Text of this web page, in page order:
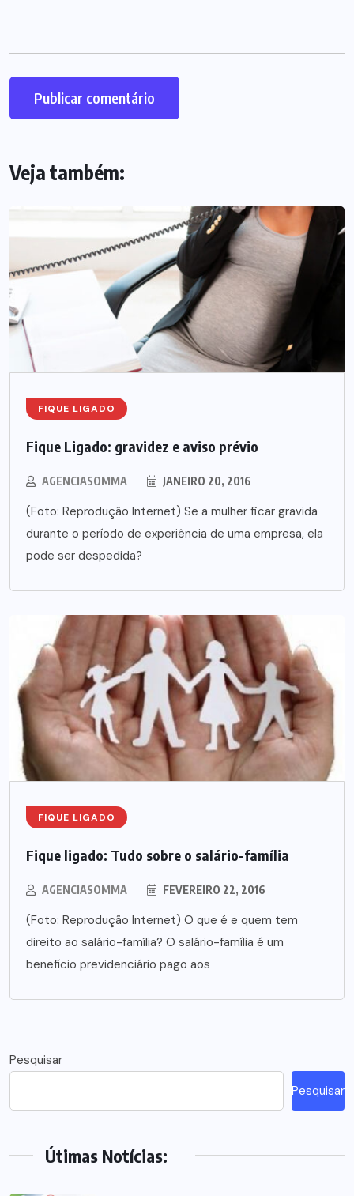
Veja também:
FIQUE LIGADO
Fique Ligado: gravidez e aviso prévio
AGENCIASOMMA JANEIRO 20, 2016
(Foto: Reprodução Internet) Se a mulher ficar gravida
durante o período de experiência de uma empresa, ela
pode ser despedida?
FIQUE LIGADO
Fique ligado: Tudo sobre o salário-família
AGENCIASOMMA FEVEREIRO 22, 2016
(Foto: Reprodução Internet) O que é e quem tem
direito ao salário-família? O salário-família é um
benefício previdenciário pago aos
Pesquisar
Pesquisar
Útimas Notícias: